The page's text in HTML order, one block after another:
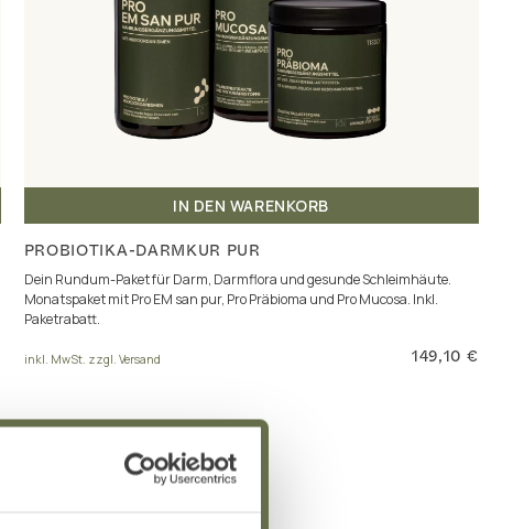
IN DEN WARENKORB
PROBIOTIKA-DARMKUR PUR
Dein Rundum-Paket für Darm, Darmflora und gesunde Schleimhäute.
Monatspaket mit Pro EM san pur, Pro Präbioma und Pro Mucosa. Inkl.
Paketrabatt.
inkl. MwSt. zzgl. Versand 149,10 €